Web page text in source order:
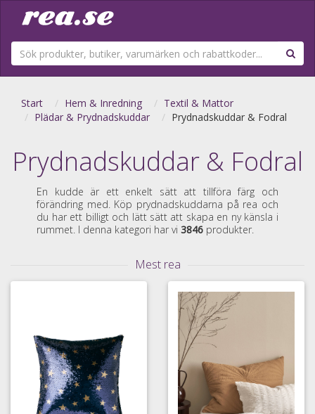
Start Hem & Inredning
Textil & Mattor
Plädar & Prydnadskuddar
Prydnadskuddar & Fodral
Prydnadskuddar & Fodral
En kudde är ett enkelt sätt att tillföra färg och
förändring med. Köp prydnadskuddarna på rea och
du har ett billigt och lätt sätt att skapa en ny känsla i
rummet. I denna kategori har vi3846 produkter.
Mest rea